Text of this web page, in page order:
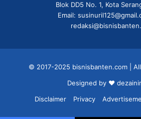
Blok DD5 No. 1, Kota
Email:
© 2017-2025 bisnisbanten.com |
Designed by ❤
Disclaimer
Privacy